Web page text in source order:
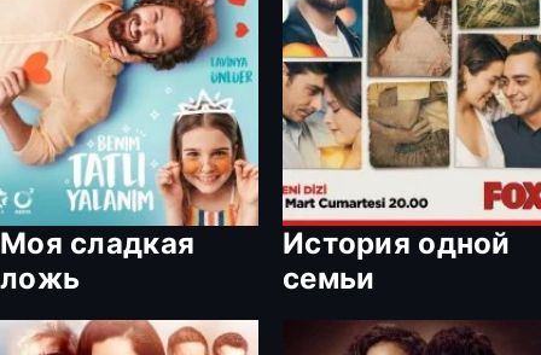
Моя сладкая
ложь
История одной
семьи